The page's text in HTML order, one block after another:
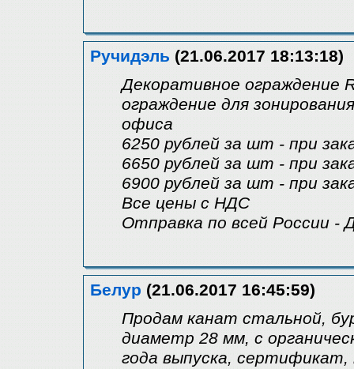
Ручидэль (21.06.2017 18:13:18)
Декоративное ограждение
ограждение для
офиса
6250 рублей за шт - при
6650 рублей за шт - при
6900 рублей за шт - при
Все цены с НДС
Отправка по всей России -
Белур (21.06.2017 16:45:59)
Продам канат стальной,
диаметр 28 мм, с
года выпуска,